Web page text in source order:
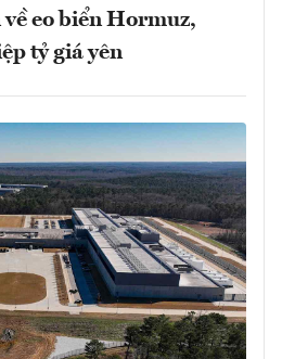
eo biển Hormuz,
tỷ giá yên